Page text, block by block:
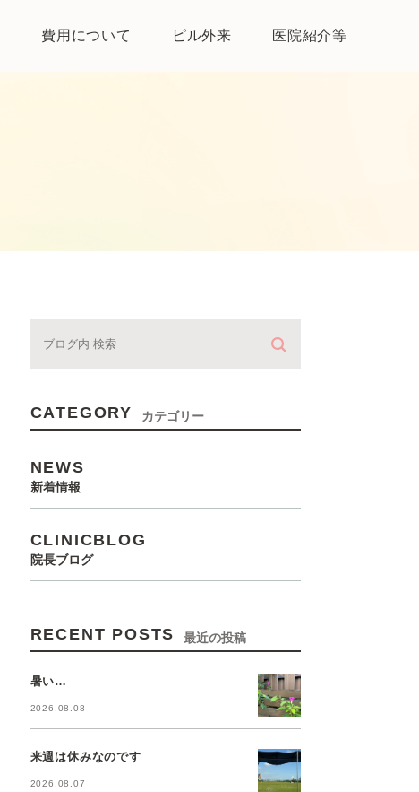
費用について ピル外来 医院紹介等
CATEGORY カテゴリー
NEWS
新着情報
CLINICBLOG
院長ブログ
RECENT POSTS 最近の投稿
暑い…
2026.08.08
来週は休みなのです
2026.08.07